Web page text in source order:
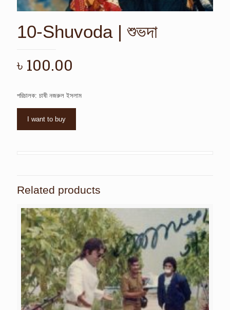
10-Shuvoda | শুভদা
৳ 100.00
পরিচালক: চাষী নজরুল ইসলাম
I want to buy
Related products